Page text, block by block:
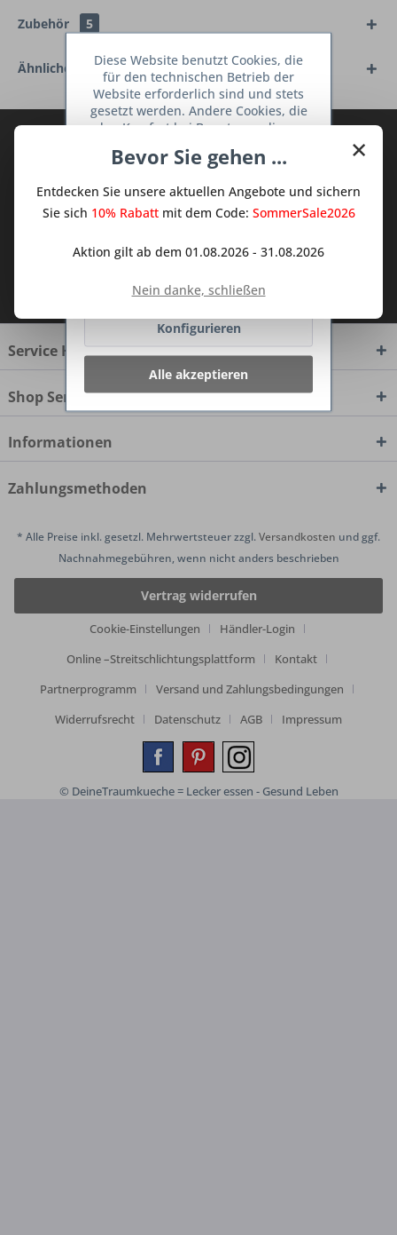
Zubehör 5
Ähnliche Artikel
TraumKüche Newsletter und verpassen
dem Traum Küchen - Shop.
zur Kenntnis genommen.
Service Hotline
Shop Service
Informationen
Zahlungsmethoden
* Alle Preise inkl. gesetzl. Mehrwertsteuer zzgl.Versandkosten und ggf.
Nachnahmegebühren, wenn nicht anders beschrieben
Vertrag widerrufen
Cookie-Einstellungen
Händler-Login
Online –Streitschlichtungsplattform
Kontakt
Partnerprogramm
Versand und Zahlungsbedingungen
Widerrufsrecht
Datenschutz AGB Impressum
© DeineTraumkueche = Lecker essen - Gesund Leben
×
Bevor Sie gehen ...
Entdecken Sie unsere aktuellen Angebote und sichern
Sie sich 10% Rabattmit dem Code: SommerSale2026
Aktion gilt ab dem 01.08.2026 - 31.08.2026
Nein danke, schließen
Diese Website benutzt Cookies, die
für den technischen Betrieb der
Website erforderlich sind und stets
gesetzt werden. Andere Cookies, die
den Komfort bei Benutzung dieser
dienen oder die Interaktion mit
Netzwerken vereinfachen sollen,
werden nur mit Ihrer Zustimmung
Ablehnen
Konfigurieren
Alle akzeptieren